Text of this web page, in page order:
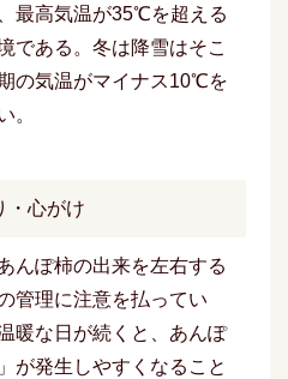
最高気温が35℃を超える
である。冬は降雪はそこ
の気温がマイナス10℃を
。
・心がけ
んぽ柿の出来を左右する
管理に注意を払ってい
暖な日が続くと、あんぽ
が発生しやすくなること